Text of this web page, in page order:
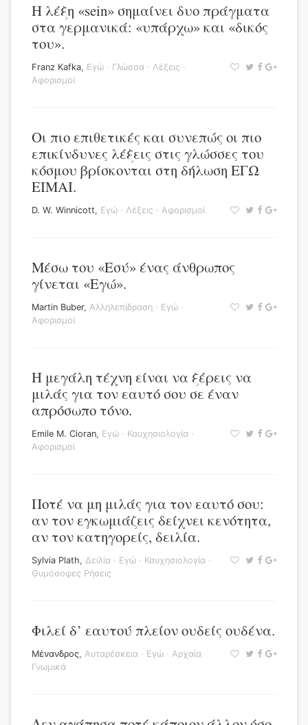
Η λέξη «sein» σημαίνει δυο πράγματα
στα γερμανικά: «υπάρχω» και «δικός
του».
Franz Kafka, Εγώ · Γλώσσα · Λέξεις ·
Αφορισμοί
Οι πιο επιθετικές και συνεπώς οι πιο
επικίνδυνες λέξεις στις γλώσσες του
κόσμου βρίσκονται στη δήλωση ΕΓΩ
ΕΙΜΑΙ.
D. W. Winnicott, Εγώ · Λέξεις · Αφορισμοί
Μέσω του «Εσύ» ένας άνθρωπος
γίνεται «Εγώ».
Martin Buber, Αλληλεπίδραση · Εγώ ·
Αφορισμοί
Η μεγάλη τέχνη είναι να ξέρεις να
μιλάς για τον εαυτό σου σε έναν
απρόσωπο τόνο.
Emile M. Cioran, Εγώ · Καυχησιολογία ·
Αφορισμοί
Ποτέ να μη μιλάς για τον εαυτό σου:
αν τον εγκωμιάζεις δείχνει κενότητα,
αν τον κατηγορείς, δειλία.
Sylvia Plath, Δειλία · Εγώ · Καυχησιολογία ·
Θυμόσοφες Ρήσεις
Φιλεί δ’ εαυτού πλείον ουδείς ουδένα.
Μένανδρος, Αυταρέσκεια · Εγώ · Αρχαία
Γνωμικά